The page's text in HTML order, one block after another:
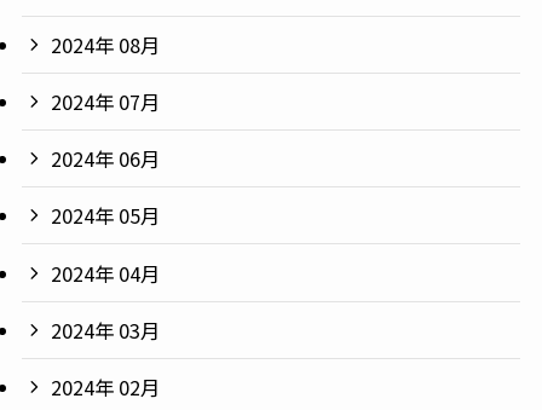
2024年 08月
2024年 07月
2024年 06月
2024年 05月
2024年 04月
2024年 03月
2024年 02月